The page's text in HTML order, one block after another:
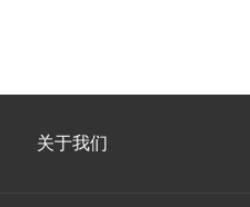
关于我们